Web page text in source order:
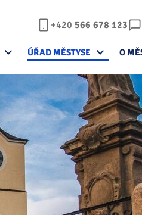
+420 566 678 123
ÚŘAD MĚSTYSE O